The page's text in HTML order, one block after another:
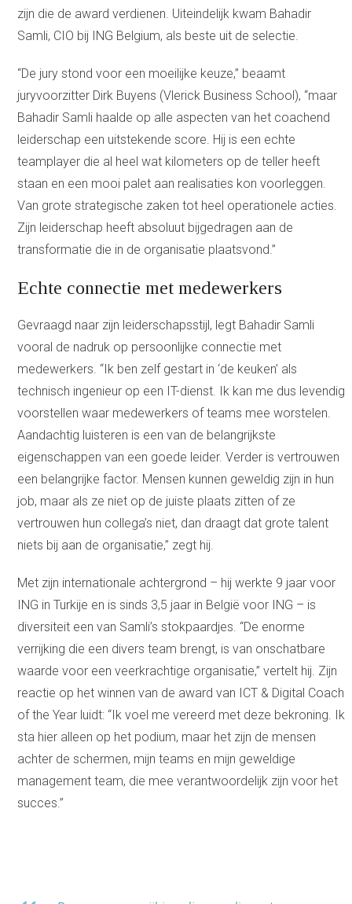
zijn die de award verdienen. Uiteindelijk kwam Bahadir
Samli, CIO bij ING Belgium, als beste uit de selectie.
“De jury stond voor een moeilijke keuze,” beaamt
juryvoorzitter Dirk Buyens (Vlerick Business School), “maar
Bahadir Samli haalde op alle aspecten van het coachend
leiderschap een uitstekende score. Hij is een echte
teamplayer die al heel wat kilometers op de teller heeft
staan en een mooi palet aan realisaties kon voorleggen.
Van grote strategische zaken tot heel operationele acties.
Zijn leiderschap heeft absoluut bijgedragen aan de
transformatie die in de organisatie plaatsvond.”
Echte connectie met medewerkers
Gevraagd naar zijn leiderschapsstijl, legt Bahadir Samli
vooral de nadruk op persoonlijke connectie met
medewerkers. “Ik ben zelf gestart in ‘de keuken’ als
technisch ingenieur op een IT-dienst. Ik kan me dus levendig
voorstellen waar medewerkers of teams mee worstelen.
Aandachtig luisteren is een van de belangrijkste
eigenschappen van een goede leider. Verder is vertrouwen
een belangrijke factor. Mensen kunnen geweldig zijn in hun
job, maar als ze niet op de juiste plaats zitten of ze
vertrouwen hun collega’s niet, dan draagt dat grote talent
niets bij aan de organisatie,” zegt hij.
Met zijn internationale achtergrond – hij werkte 9 jaar voor
ING in Turkije en is sinds 3,5 jaar in België voor ING – is
diversiteit een van Samli’s stokpaardjes. “De enorme
verrijking die een divers team brengt, is van onschatbare
waarde voor een veerkrachtige organisatie,” vertelt hij. Zijn
reactie op het winnen van de award van ICT & Digital Coach
of the Year luidt: “Ik voel me vereerd met deze bekroning. Ik
sta hier alleen op het podium, maar het zijn de mensen
achter de schermen, mijn teams en mijn geweldige
management team, die mee verantwoordelijk zijn voor het
succes.”